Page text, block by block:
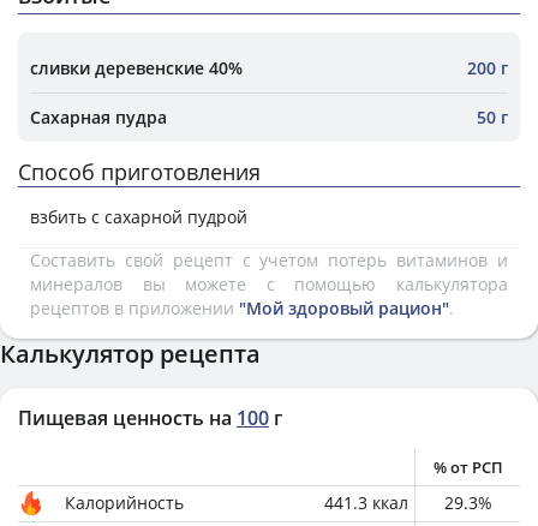
сливки деревенские 40% 200 г
Сахарная пудра 50 г
Способ приготовления
взбить с сахарной пудрой
Составить свой рецепт с учетом потерь витаминов и
минералов вы можете с помощью калькулятора
рецептов в приложении "Мой здоровый рацион".
Калькулятор рецепта
Пищевая ценность на 100 г
% от РСП
Калорийность 441.3 ккал 29.3%